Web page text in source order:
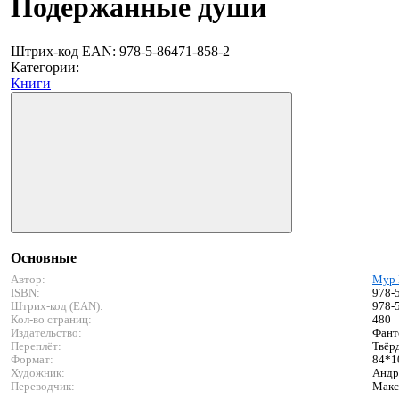
Подержанные души
Штрих-код EAN: 978-5-86471-858-2
Категории:
Книги
Основные
Автор:
Мур
ISBN:
978-
Штрих-код (EAN):
978-
Кол-во страниц:
480
Издательство:
Переплёт:
Формат:
Художник:
Переводчик: